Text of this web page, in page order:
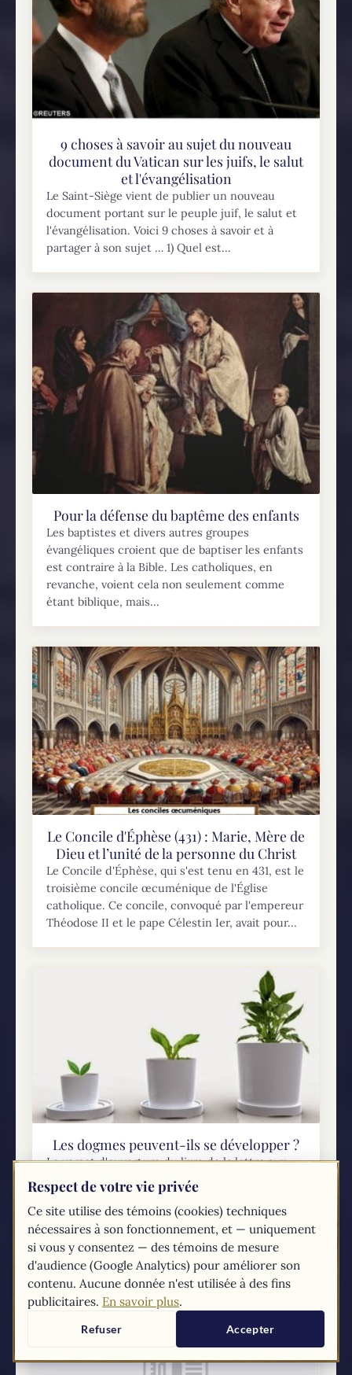
9 choses à savoir au sujet du nouveau
document du Vatican sur les juifs, le salut
et l'évangélisation
Le Saint-Siège vient de publier un nouveau
document portant sur le peuple juif, le salut et
l'évangélisation. Voici 9 choses à savoir et à
partager à son sujet … 1) Quel est...
Pour la défense du baptême des enfants
Les baptistes et divers autres groupes
évangéliques croient que de baptiser les enfants
est contraire à la Bible. Les catholiques, en
revanche, voient cela non seulement comme
étant biblique, mais...
Le Concile d'Éphèse (431) : Marie, Mère de
Dieu et l’unité de la personne du Christ
Le Concile d'Éphèse, qui s'est tenu en 431, est le
troisième concile œcuménique de l'Église
catholique. Ce concile, convoqué par l'empereur
Théodose II et le pape Célestin Ier, avait pour...
Les dogmes peuvent-ils se développer ?
Le verset d'ouverture du livre de la lettre aux
hébreux nous dit : « Après avoir, à maintes
reprises et sous maintes formes, parlé jadis aux
pères par les Prophètes...
Respect de votre vie privée
Ce site utilise des témoins (cookies) techniques
nécessaires à son fonctionnement, et — uniquement
si vous y consentez — des témoins de mesure
d'audience (Google Analytics) pour améliorer son
contenu. Aucune donnée n'est utilisée à des fins
publicitaires. En savoir plus.
Refuser Accepter